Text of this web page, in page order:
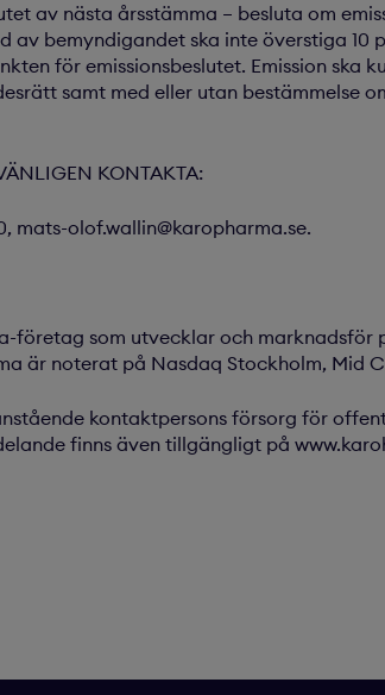
av nästa årsstämma – besluta om
av bemyndigandet ska inte överstiga 10
för emissionsbeslutet. Emission ska
samt med eller utan bestämmelse
KONTAKTA:
mats-olof.wallin@karopharma.se.
företag som utvecklar och
är noterat på Nasdaq Stockholm, Mid
kontaktpersons försorg för
finns även tillgängligt på